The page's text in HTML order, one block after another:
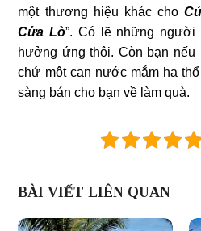
một thương hiệu khác cho
Cửa Lò”. Có lẽ những
hưởng ứng thôi. Còn bạn nếu
chứ một can nước mắm hạ
sàng bán cho bạn về làm quà.
BÀI VIẾT LIÊN QUAN